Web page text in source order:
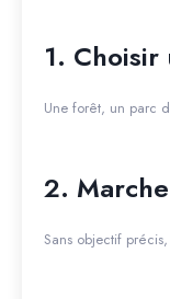
1.
Une forêt, un parc
2.
Sans objectif